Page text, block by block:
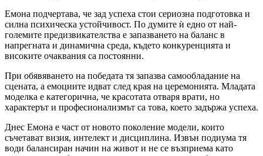
Емона подчертава, че зад успеха стои сериозна подготовка и
силна психическа устойчивост. По думите ѝ едно от най-
големите предизвикателства е запазването на баланс в
напрегната и динамична среда, където конкуренцията и
високите очаквания са постоянни.
При обявяването на победата тя запазва самообладание на
сцената, а емоциите идват след края на церемонията. Младата
моделка е категорична, че красотата отваря врати, но
характерът и професионализмът са това, което задържа успеха.
Днес Емона е част от новото поколение модели, които
съчетават визия, интелект и дисциплина. Извън подиума тя
води балансиран начин на живот и не се възприема като